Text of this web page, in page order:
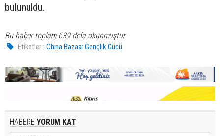
bulunuldu.
Bu haber toplam 639 defa okunmuştur
Etiketler : China Bazaar Gençlik Gücü
HABERE YORUM KAT